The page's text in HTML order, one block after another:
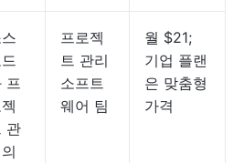
프
관
프로젝
트 관리
소프트
웨어 팀
월 $21;
기업 플랜
은 맞춤형
가격